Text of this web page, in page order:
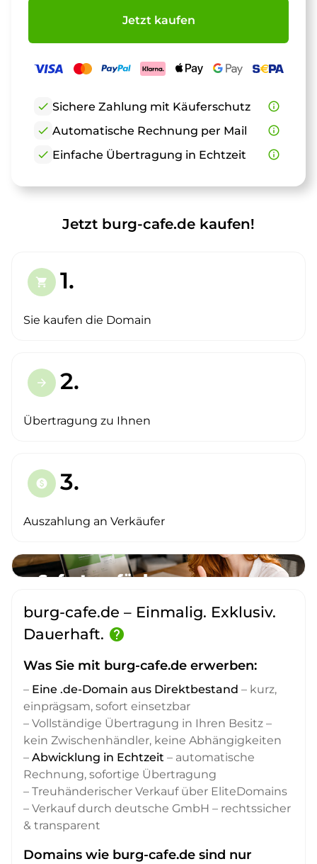
Jetzt kaufen
check Sichere Zahlung mit Käuferschutz
info_outline
check Automatische Rechnung per Mail
info_outline
check Einfache Übertragung in Echtzeit info_outline
Jetzt burg-cafe.de kaufen!
shopping_cart 1.
Sie kaufen die Domain
arrow_forward 2.
Übertragung zu Ihnen
paid 3.
Auszahlung an Verkäufer
burg-cafe.de – Einmalig. Exklusiv.
Dauerhaft. help
Was Sie mit burg-cafe.de erwerben:
– Eine .de-Domain aus Direktbestand – kurz,
einprägsam, sofort einsetzbar
– Vollständige Übertragung in Ihren Besitz –
kein Zwischenhändler, keine Abhängigkeiten
– Abwicklung in Echtzeit – automatische
Rechnung, sofortige Übertragung
– Treuhänderischer Verkauf über EliteDomains
– Verkauf durch deutsche GmbH – rechtssicher
& transparent
Domains wie burg-cafe.de sind nur